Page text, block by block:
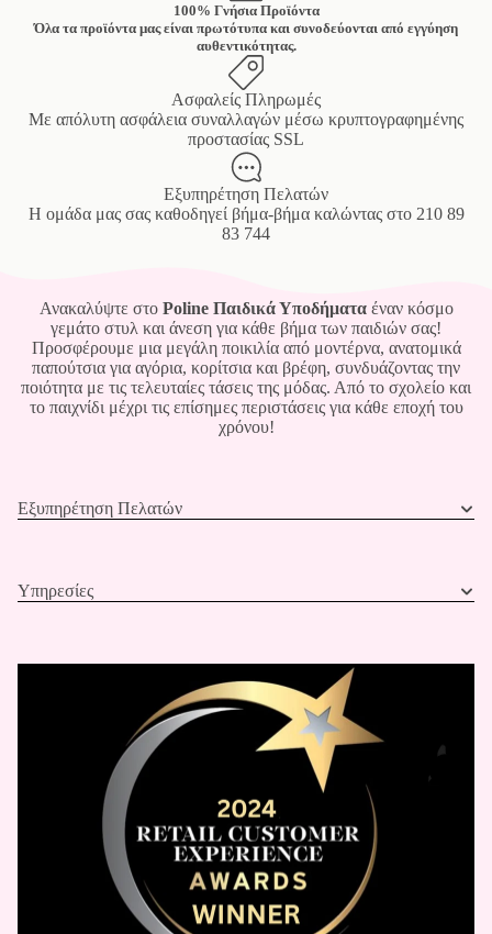
100% Γνήσια Προϊόντα
Όλα τα προϊόντα μας είναι πρωτότυπα και συνοδεύονται από εγγύηση
αυθεντικότητας.
Ασφαλείς Πληρωμές
Mε απόλυτη ασφάλεια συναλλαγών μέσω κρυπτογραφημένης
προστασίας SSL
Εξυπηρέτηση Πελατών
Η ομάδα μας σας καθοδηγεί βήμα-βήμα καλώντας στο 210 89
83 744
Ανακαλύψτε στο Poline Παιδικά Υποδήματαέναν κόσμο
γεμάτο στυλ και άνεση για κάθε βήμα των παιδιών σας!
Προσφέρουμε μια μεγάλη ποικιλία από μοντέρνα, ανατομικά
παπούτσια για αγόρια, κορίτσια και βρέφη, συνδυάζοντας την
ποιότητα με τις τελευταίες τάσεις της μόδας. Από το σχολείο και
το παιχνίδι μέχρι τις επίσημες περιστάσεις για κάθε εποχή του
χρόνου!
Εξυπηρέτηση Πελατών
Υπηρεσίες